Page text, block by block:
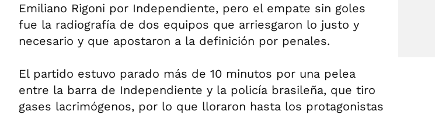
Emiliano Rigoni por Independiente, pero el empate sin goles
fue la radiografía de dos equipos que arriesgaron lo justo y
necesario y que apostaron a la definición por penales.
El partido estuvo parado más de 10 minutos por una pelea
entre la barra de Independiente y la policía brasileña, que tiro
gases lacrimógenos, por lo que lloraron hasta los protagonistas